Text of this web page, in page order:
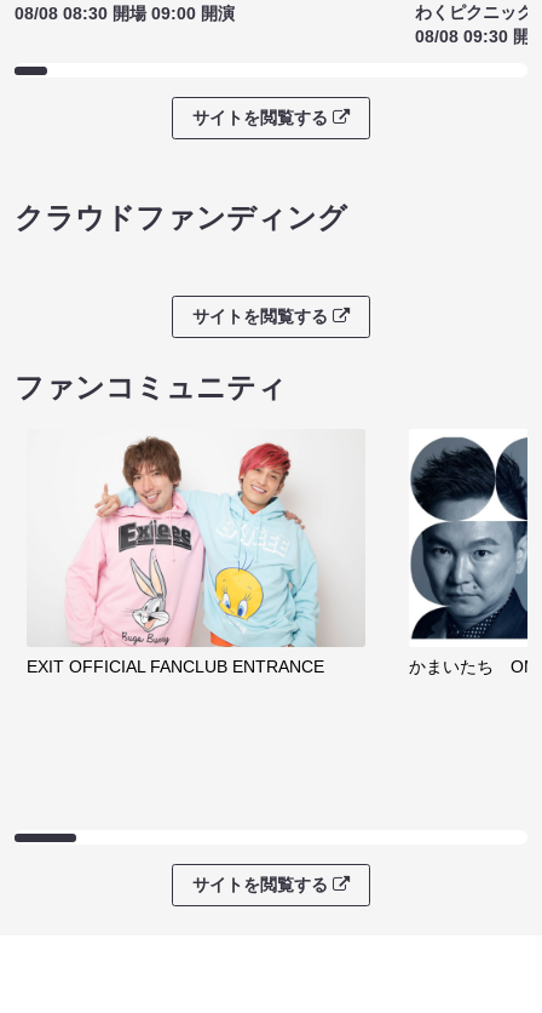
08/08 08:30 開場 09:00 開演
わくピクニック
08/08 09:30 開
サイトを閲覧する
クラウドファンディング
サイトを閲覧する
ファンコミュニティ
EXIT OFFICIAL FANCLUB ENTRANCE かまいたち
サイトを閲覧する